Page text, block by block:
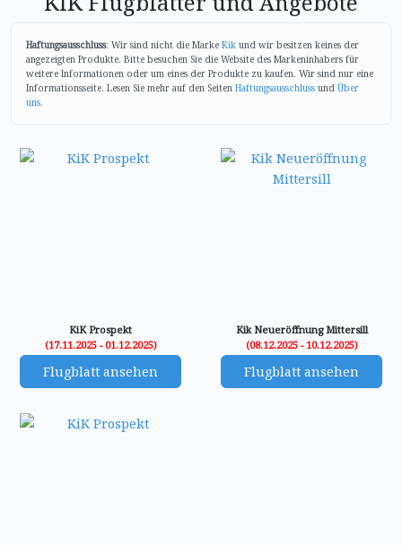
Haftungsausschluss: Wir sind nicht die Marke Kik und wir besitzen keines der
angezeigten Produkte. Bitte besuchen Sie die Website des Markeninhabers für
weitere Informationen oder um eines der Produkte zu kaufen. Wir sind nur eine
Informationsseite. Lesen Sie mehr auf den Seiten Haftungsausschluss und Über
uns.
KiK Prospekt
(17.11.2025 - 01.12.2025)
Flugblatt ansehen
Kik Neueröffnung Mittersill
(08.12.2025 - 10.12.2025)
Flugblatt ansehen